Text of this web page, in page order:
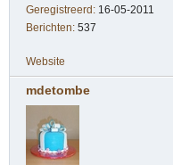
Geregistreerd: 16-05-2011
Berichten: 537
Website
mdetombe